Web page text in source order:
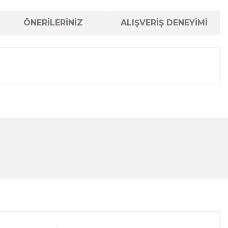
ÖNERİLERİNİZ ALIŞVERİŞ DENEYİMİ